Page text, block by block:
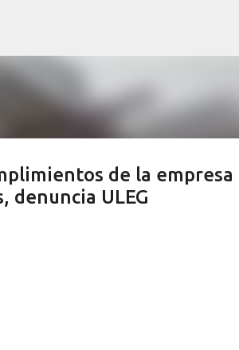
de la empresa
denuncia ULEG